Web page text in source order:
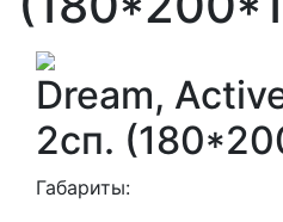
Dream,
2сп.
Габариты: